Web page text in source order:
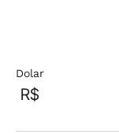
Dolar
R$